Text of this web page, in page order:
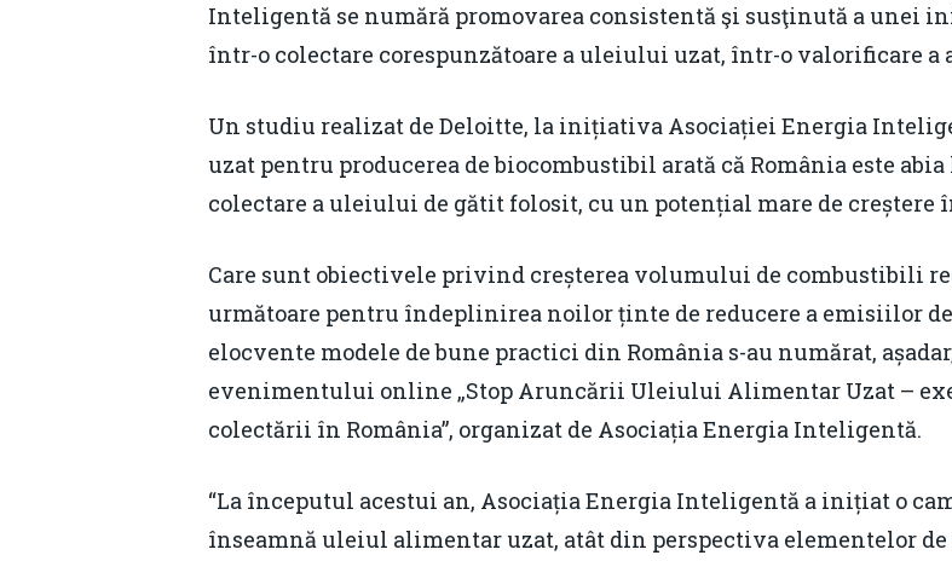
Inteligentă se numără promovarea consistentă şi susţinută a unei
într-o colectare corespunzătoare a uleiului uzat, într-o valorificare a
Un studiu realizat de Deloitte, la inițiativa Asociației Energia
uzat pentru producerea de biocombustibil arată că România este
colectare a uleiului de gătit folosit, cu un potențial mare de creștere
Care sunt obiectivele privind creșterea volumului de combustibili
următoare pentru îndeplinirea noilor ținte de reducere a emisiilor de
elocvente modele de bune practici din România s-au numărat,
evenimentului online „Stop Aruncării Uleiului Alimentar Uzat –
colectării în România”, organizat de Asociația Energia Inteligentă.
“La începutul acestui an, Asociația Energia Inteligentă a inițiat o
înseamnă uleiul alimentar uzat, atât din perspectiva elementelor